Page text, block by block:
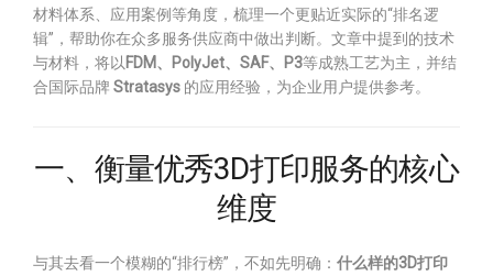
材料体系、应用案例等角度，梳理一个更贴近实际的“排名逻
辑”，帮助你在众多服务供应商中做出判断。文章中提到的技术
与材料，将以 FDM、PolyJet、SAF、P3等成熟工艺为主，并结
合国际品牌 Stratasys 的应用经验，为企业用户提供参考。
一、衡量优秀3D打印服务的核心
维度
与其去看一个模糊的“排行榜”，不如先明确： 什么样的3D打印